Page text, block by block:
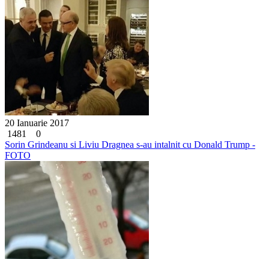
20 Ianuarie 2017
1481
0
Sorin Grindeanu si Liviu Dragnea s-au intalnit cu Donald Trump -
FOTO